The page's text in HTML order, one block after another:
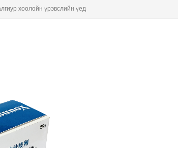
хоолойн үрэвслийн үед